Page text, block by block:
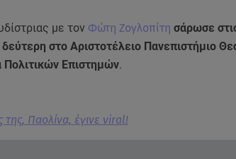
με τον Φώτη Ζογλοπίτη σάρωσε
στο Αριστοτέλειο Πανεπιστήμιο
Πολιτικών Επιστημών.
Παολίνα, έγινε viral!